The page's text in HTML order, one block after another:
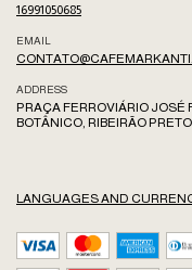
16991050685
EMAIL
ADDRESS
PRAÇA FERROVIÁRIO JOSÉ
BOTÂNICO, RIBEIRÃO
LANGUAGES AND